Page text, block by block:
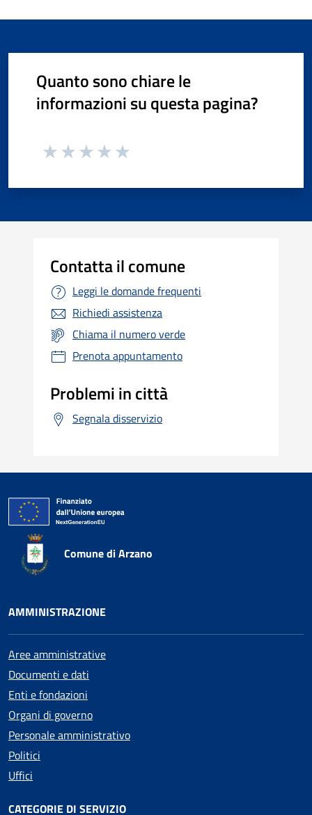
Quanto sono chiare le
informazioni su questa pagina?
Contatta il comune
Leggi le domande frequenti
Richiedi assistenza
Chiama il numero verde
Prenota appuntamento
Problemi in città
Segnala disservizio
Comune di Arzano
AMMINISTRAZIONE
Aree amministrative
Documenti e dati
Enti e fondazioni
Organi di governo
Personale amministrativo
Politici
Uffici
CATEGORIE DI SERVIZIO